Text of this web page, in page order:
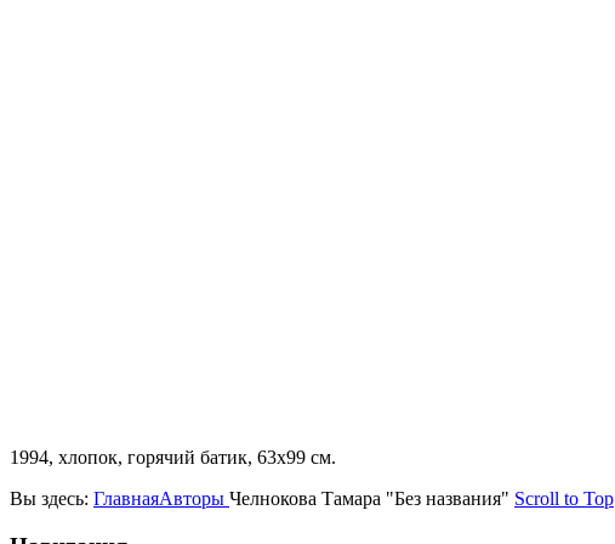
1994, хлопок, горячий батик, 63х99 см.
Вы здесь: ГлавнаяАвторы Челнокова Тамара "Без названия" Scroll to Top